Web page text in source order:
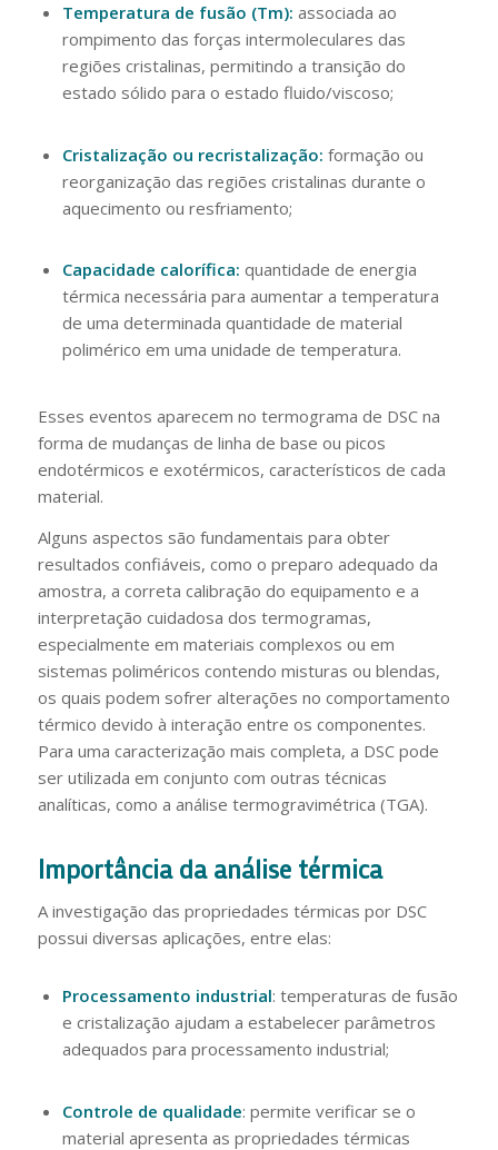
Temperatura de fusão (Tm): associada ao
rompimento das forças intermoleculares das
regiões cristalinas, permitindo a transição do
estado sólido para o estado fluido/viscoso;
Cristalização ou recristalização: formação ou
reorganização das regiões cristalinas durante o
aquecimento ou resfriamento;
Capacidade calorífica: quantidade de energia
térmica necessária para aumentar a temperatura
de uma determinada quantidade de material
polimérico em uma unidade de temperatura.
Esses eventos aparecem no termograma de DSC na
forma de mudanças de linha de base ou picos
endotérmicos e exotérmicos, característicos de cada
material.
Alguns aspectos são fundamentais para obter
resultados confiáveis, como o preparo adequado da
amostra, a correta calibração do equipamento e a
interpretação cuidadosa dos termogramas,
especialmente em materiais complexos ou em
sistemas poliméricos contendo misturas ou blendas,
os quais podem sofrer alterações no comportamento
térmico devido à interação entre os componentes.
Para uma caracterização mais completa, a DSC pode
ser utilizada em conjunto com outras técnicas
analíticas, como a análise termogravimétrica (TGA).
Importância da análise térmica
A investigação das propriedades térmicas por DSC
possui diversas aplicações, entre elas:
Processamento industrial: temperaturas de fusão
e cristalização ajudam a estabelecer parâmetros
adequados para processamento industrial;
Controle de qualidade: permite verificar se o
material apresenta as propriedades térmicas